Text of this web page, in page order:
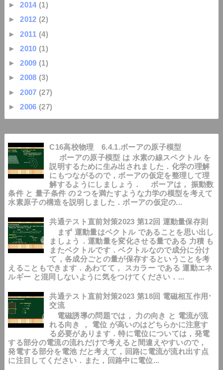
►2014 (1)
►2012 (2)
►2011 (4)
►2010 (1)
►2009 (1)
►2008 (3)
►2007 (27)
►2006 (27)
C16高校物理 6.4.1.ボーアの原子模型
ボーアの原子模型 は 水素の線スペクトル を
説明するために生み出されました．化学の理解
にもつながるので，ボーアの仮定を整理して理
解するようにしましょう． ボーアは， 振動数
条件 と 量子条件 の２つを満たすような力学の模型を考えて
水素原子の構造を説明しました．ボーアの仮定の...
共通テスト直前対策2023 第12回 運動量保存則
まず 運動量はベクトル であることを思い出し
ましょう．運動量を変化させる量である 力積 も
またベクトルです．ベクトルなので成分に分け
て，各成分ごとの量が保存するということを考
えることもできます．あわてて， スカラー である 運動エネ
ルギー と混同しないように気をつけてください．...
共通テスト直前対策2023 第18回 電磁相互作用･
交流
電磁誘導の問題では， 力の向き と 電流が流
れる向き ， 電位 が高いのはどちらかに注意す
る必要があります．特に電位については，発電
する部分の電流の流れだけで考えると間違えやすいので，
発電する部分を電池 だと考えて，回路に電流が流れ出す点
に注目してください．また，回路中に電位...